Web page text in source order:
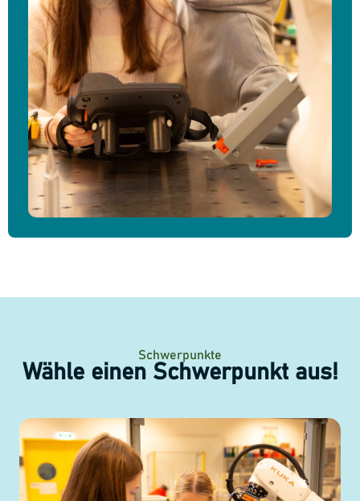
Schwerpunkte
Wähle einen Schwerpunkt aus!